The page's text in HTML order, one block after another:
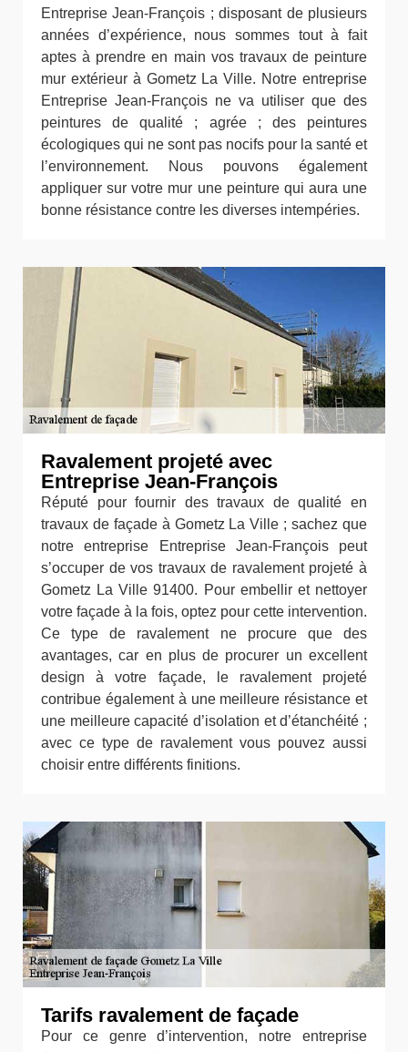
Entreprise Jean-François ; disposant de plusieurs
années d’expérience, nous sommes tout à fait
aptes à prendre en main vos travaux de peinture
mur extérieur à Gometz La Ville. Notre entreprise
Entreprise Jean-François ne va utiliser que des
peintures de qualité ; agrée ; des peintures
écologiques qui ne sont pas nocifs pour la santé et
l’environnement. Nous pouvons également
appliquer sur votre mur une peinture qui aura une
bonne résistance contre les diverses intempéries.
Ravalement projeté avec
Entreprise Jean-François
Réputé pour fournir des travaux de qualité en
travaux de façade à Gometz La Ville ; sachez que
notre entreprise Entreprise Jean-François peut
s’occuper de vos travaux de ravalement projeté à
Gometz La Ville 91400. Pour embellir et nettoyer
votre façade à la fois, optez pour cette intervention.
Ce type de ravalement ne procure que des
avantages, car en plus de procurer un excellent
design à votre façade, le ravalement projeté
contribue également à une meilleure résistance et
une meilleure capacité d’isolation et d’étanchéité ;
avec ce type de ravalement vous pouvez aussi
choisir entre différents finitions.
Tarifs ravalement de façade
Pour ce genre d’intervention, notre entreprise